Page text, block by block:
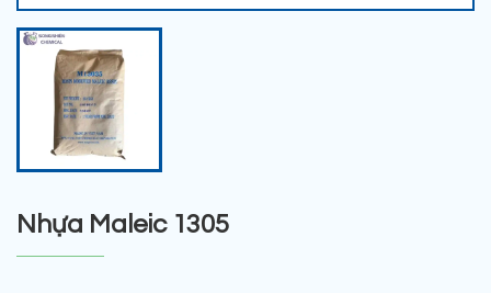
Nhựa Maleic 1305